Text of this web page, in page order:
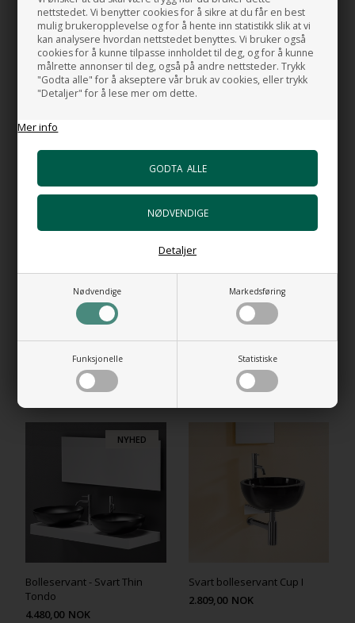
nettstedet. Vi benytter cookies for å sikre at du får en best
mulig brukeropplevelse og for å hente inn statistikk slik at vi
kan analysere hvordan nettstedet benyttes. Vi bruker også
cookies for å kunne tilpasse innholdet til deg, og for å kunne
målrette annonser til deg, også på andre nettsteder. Trykk
"Godta alle" for å akseptere vår bruk av cookies, eller trykk
"Detaljer" for å lese mer om dette.
Mer info
Nødvendige Markedsføring
Funksjonelle Statistiske
Detaljer
+1.047,00 NOK
Gå til varen
Bunnventil Free Flow i i forkrommet
messing
+492,00 NOK
Gå til varen
Bunnventil matt svart push
HI-TECH Vannlås
+1.106,00 NOK
Gå til varen
RELATEREDE PRODUKTER
NYHED
Bolleservant - Svart Thin
Tondo
4.480,00 NOK
Svart bolleservant Cup I
2.809,00 NOK